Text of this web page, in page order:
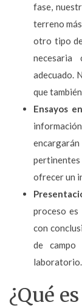
fase,
terreno
otro tipo
adecuado.
que
Ensayos
ofrecer un
proceso
con
de
laboratorio.
¿Qué